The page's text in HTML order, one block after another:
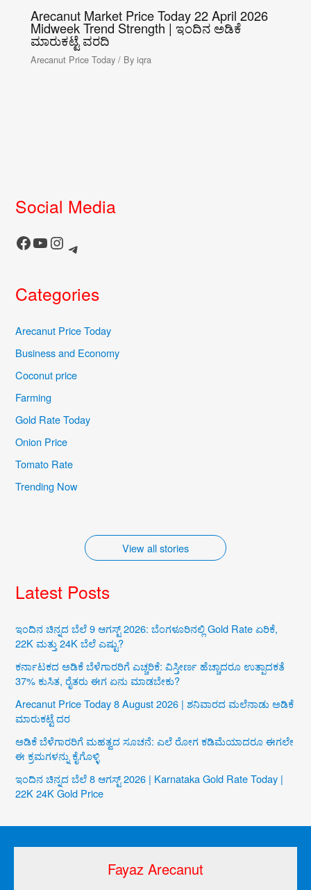
Arecanut Market Price Today 22 April 2026
Midweek Trend Strength | ಇಂದಿನ ಅಡಿಕೆ
ಮಾರುಕಟ್ಟೆ ವರದಿ
Arecanut Price Today / Byiqra
Social Media
Facebook YouTube Instagram Telegram
Categories
Arecanut Price Today
Business and Economy
Coconut price
Farming
Gold Rate Today
Onion Price
Tomato Rate
Trending Now
Iconic Natural
Wonders of
Karnataka
View all stories
Latest Posts
ಇಂದಿನ ಚಿನ್ನದ ಬೆಲೆ 9 ಆಗಸ್ಟ್ 2026: ಬೆಂಗಳೂರಿನಲ್ಲಿ Gold Rate ಏರಿಕೆ,
22K ಮತ್ತು 24K ಬೆಲೆ ಎಷ್ಟು?
ಕರ್ನಾಟಕದ ಅಡಿಕೆ ಬೆಳೆಗಾರರಿಗೆ ಎಚ್ಚರಿಕೆ: ವಿಸ್ತೀರ್ಣ ಹೆಚ್ಚಾದರೂ ಉತ್ಪಾದಕತೆ
37% ಕುಸಿತ, ರೈತರು ಈಗ ಏನು ಮಾಡಬೇಕು?
Arecanut Price Today 8 August 2026 | ಶನಿವಾರದ ಮಲೆನಾಡು ಅಡಿಕೆ
ಮಾರುಕಟ್ಟೆ ದರ
ಅಡಿಕೆ ಬೆಳೆಗಾರರಿಗೆ ಮಹತ್ವದ ಸೂಚನೆ: ಎಲೆ ರೋಗ ಕಡಿಮೆಯಾದರೂ ಈಗಲೇ
ಈ ಕ್ರಮಗಳನ್ನು ಕೈಗೊಳ್ಳಿ
ಇಂದಿನ ಚಿನ್ನದ ಬೆಲೆ 8 ಆಗಸ್ಟ್ 2026 | Karnataka Gold Rate Today |
22K 24K Gold Price
Fayaz Arecanut